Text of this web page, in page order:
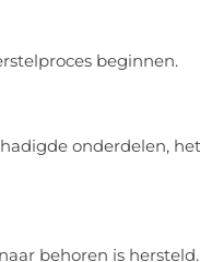
beginnen.
onderdelen, het
behoren is hersteld.